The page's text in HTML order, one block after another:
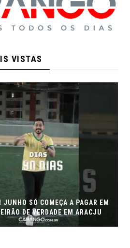
VISTAS
SÓ COMEÇA A PAGAR EM
DE VERDADE EM ARACJU